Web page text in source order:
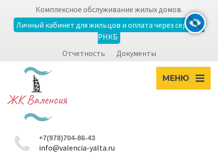
Экран
Уменьшить
zoom_in
Увеличить
remove_circle_outline
Уменьшить
Комплексное обслуживание жилых домов.
Личный кабинет для жильцов и оплата через сервисы
РНКБ
Отчетность
Документы
МЕНЮ
+7(978)704-86-43
info@valencia-yalta.ru